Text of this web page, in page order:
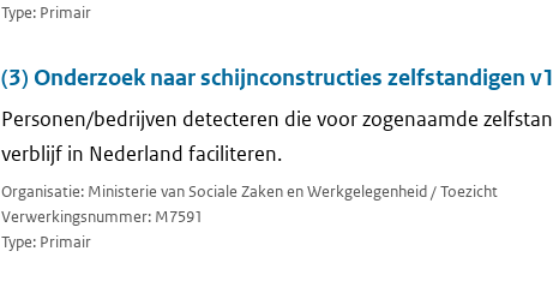
Type: Primair
(3) Onderzoek naar schijnconstructies zelfstandigen
Personen/bedrijven detecteren die voor zogenaamde
verblijf in Nederland faciliteren.
Organisatie: Ministerie van Sociale Zaken en Werkgelegenheid / Toezicht
Verwerkingsnummer: M7591
Type: Primair